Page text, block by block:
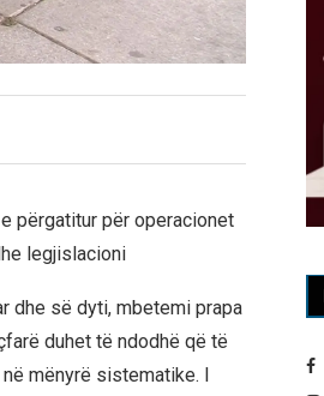
përgatitur për operacionet
legjislacioni
dhe së dyti, mbetemi prapa
duhet të ndodhë që të
mënyrë sistematike. I